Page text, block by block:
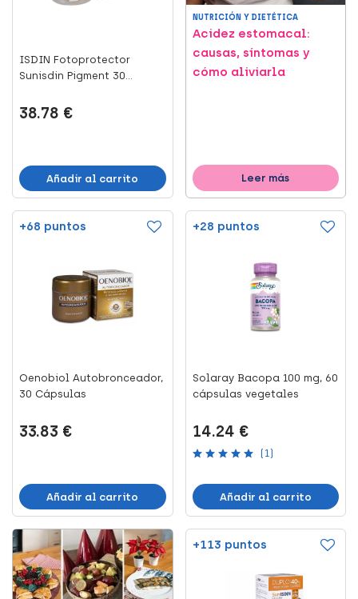
ISDIN Fotoprotector
Sunisdin Pigment 30
38.78 €
Añadir al carrito
NUTRICIÓN Y DIETÉTICA
Acidez estomacal:
causas, síntomas y
cómo aliviarla
Leer más
+68 puntos
Oenobiol Autobronceador,
30 Cápsulas
33.83 €
Añadir al carrito
+28 puntos
Solaray Bacopa 100 mg, 60
cápsulas vegetales
14.24 €
(1)
Añadir al carrito
+113 puntos